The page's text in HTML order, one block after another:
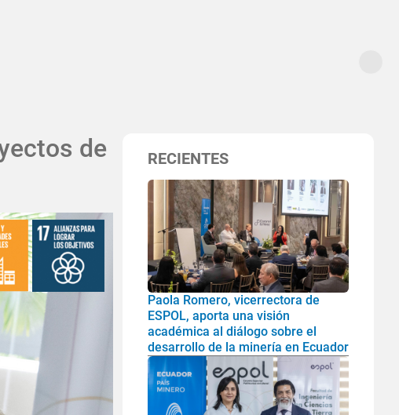
de
RECIENTES
Paola Romero, vicerrectora de
ESPOL, aporta una visión
académica al diálogo sobre el
desarrollo de la minería en Ecuador